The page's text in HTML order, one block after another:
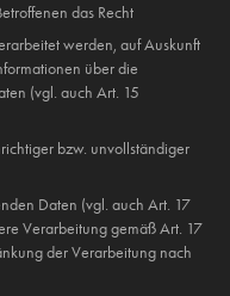
das Recht
werden, auf Auskunft
über die
(vgl. auch Art. 15
bzw. unvollständiger
Daten (vgl. auch Art. 17
Verarbeitung gemäß Art. 17
der Verarbeitung nach